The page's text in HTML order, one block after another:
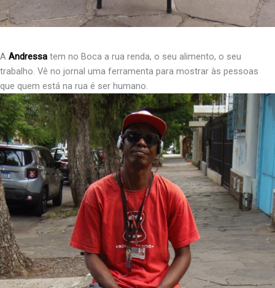
A Andressa tem no Boca a rua renda, o seu alimento, o seu
trabalho. Vê no jornal uma ferramenta para mostrar às pessoas
que quem está na rua é ser humano.